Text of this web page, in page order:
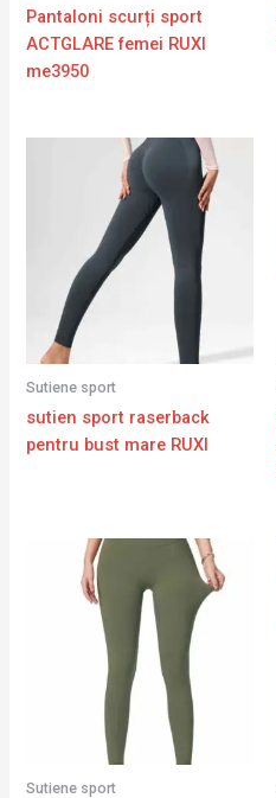
Pantaloni scurți sport
ACTGLARE femei RUXI
me3950
Sutiene sport
sutien sport raserback
pentru bust mare RUXI
Sutiene sport